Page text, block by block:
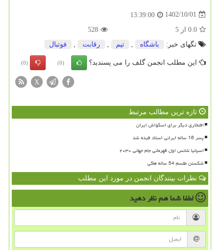
1402/10/01
13:39:00
0.0 از 5
528
تگهای خبر:
باشگاه تیم رقابت فوتبال
این مطلب انجمن گلف را می پسندید؟ (0)
(0)
X
تازه ترین مطالب مرتبط
افتخاری دیگر برای اسکواش ایران
پسر 16 ساله ایرانی استاد فیده شد
اسپانیا شانس اول قهرمانی جام جهانی ۲۰۳۰
شکستن طلسم 54 ساله هاکی
نظرات بینندگان انجمن در مورد این مطلب
لطفا شما همنظر دهید